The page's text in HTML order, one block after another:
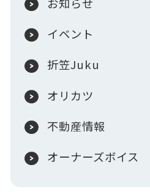
イベント
折笠Juku
オリカツ
不動産情報
オーナーズボイス